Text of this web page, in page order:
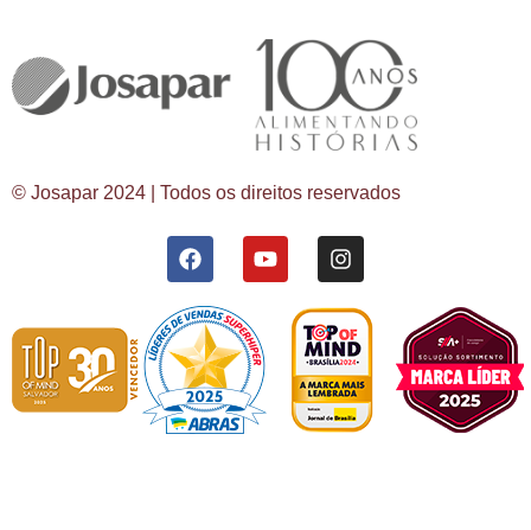
© Josapar 2024 | Todos os direitos reservados